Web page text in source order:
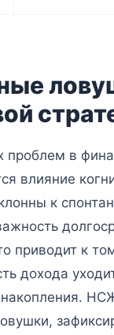
проблем в
влияние
к
приводит к
дохода